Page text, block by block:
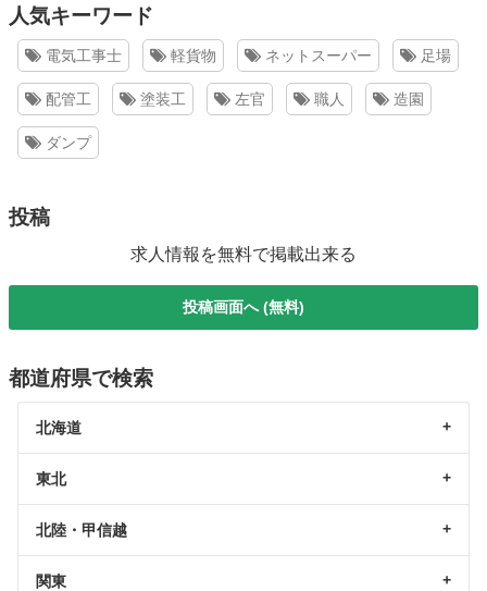
人気キーワード
電気工事士 軽貨物 ネットスーパー 足場
配管工 塗装工 左官 職人 造園
ダンプ
投稿
求人情報を無料で掲載出来る
投稿画面へ (無料)
都道府県で検索
北海道
東北
北陸・甲信越
関東